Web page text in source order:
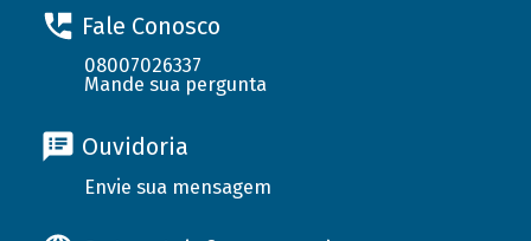
Fale Conosco
08007026337
Mande sua pergunta
Ouvidoria
Envie sua mensagem